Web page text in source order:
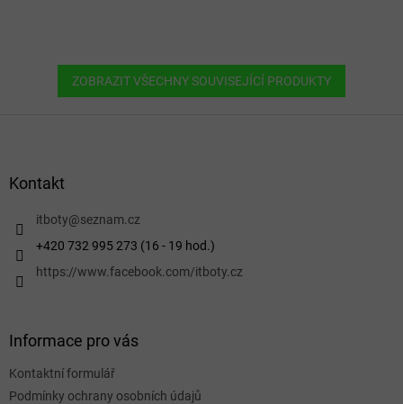
ZOBRAZIT VŠECHNY SOUVISEJÍCÍ PRODUKTY
Kontakt
itboty@seznam.cz
+420 732 995 273 (16 - 19 hod.)
https://www.facebook.com/itboty.cz
Informace pro vás
Kontaktní formulář
Podmínky ochrany osobních údajů